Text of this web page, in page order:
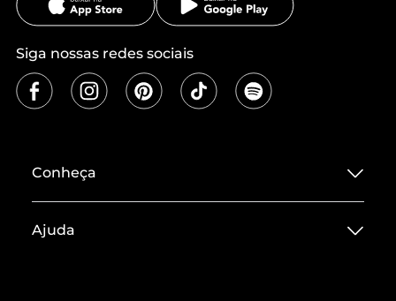
Siga nossas redes sociais
Conheça
Termos de Uso
Ajuda